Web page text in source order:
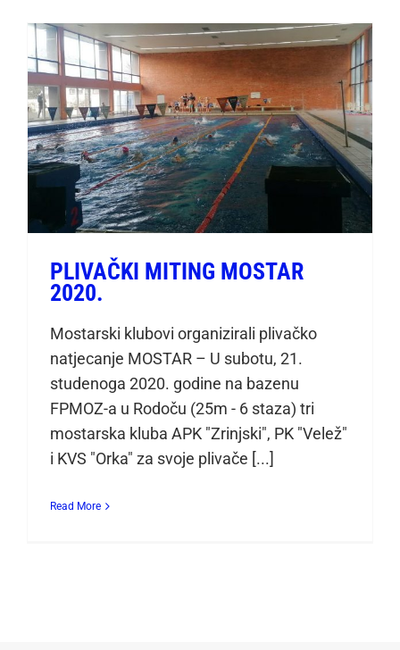
PLIVAČKI MITING MOSTAR
2020.
PLIVAČKI MITING MOSTAR
2020.
Mostarski klubovi organizirali plivačko
natjecanje MOSTAR – U subotu, 21.
studenoga 2020. godine na bazenu
FPMOZ-a u Rodoču (25m - 6 staza) tri
mostarska kluba APK "Zrinjski", PK "Velež"
i KVS "Orka" za svoje plivače [...]
Read More